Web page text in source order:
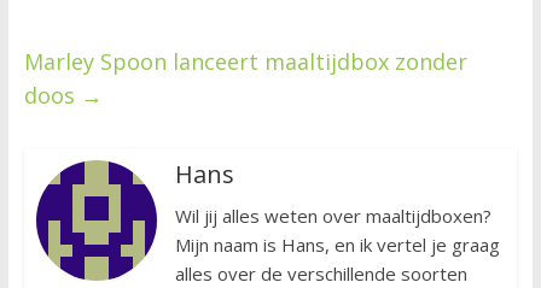
Marley Spoon lanceert maaltijdbox zonder
doos →
Hans
Wil jij alles weten over maaltijdboxen?
Mijn naam is Hans, en ik vertel je graag
alles over de verschillende soorten